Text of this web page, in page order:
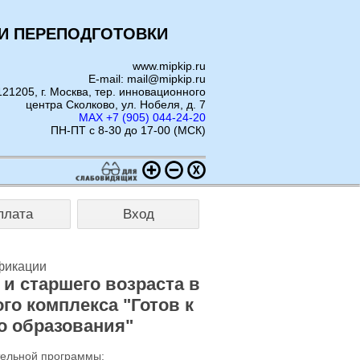
ПЕРЕПОДГОТОВКИ
www.mipkip.ru
E-mail: mail@mipkip.ru
г. Москва, тер. инновационного
центра Сколково, ул. Нобеля, д. 7
MAX +7 (905) 044-24-20
ПН-ПТ с 8-30 до 17-00 (МСК)
Вход
старшего возраста в
комплекса "Готов к
образования"
программы: